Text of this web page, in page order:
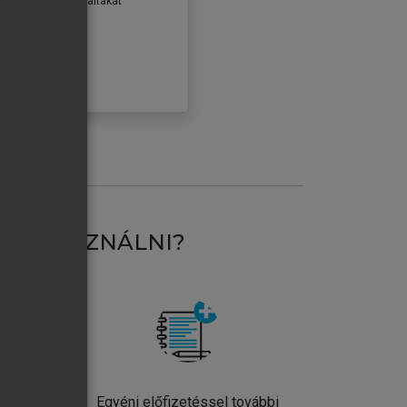
HASZNÁLNI?
Egyéni előfizetéssel további